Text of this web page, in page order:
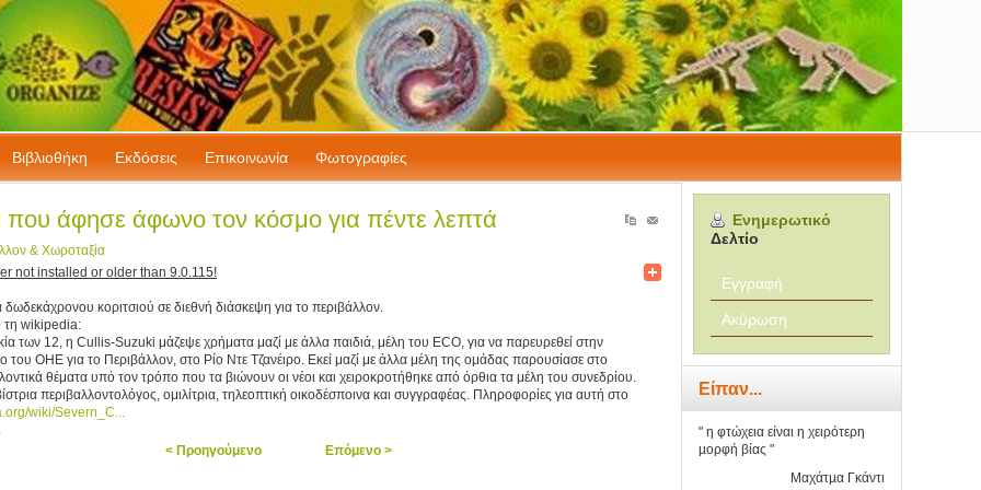
Bιβλιοθήκη Εκδόσεις Επικοινωνία Φωτογραφίες
Ενημερωτικό
Δελτίο
Εγγραφή
Ακύρωση
Είπαν...
" η φτώχεια είναι η χειρότερη
µορφή βίας "
Μαχάτµα Γκάντι
spy
2011
Architect
art
outline
press
art
που άφησε άφωνο τον κόσμο για πέντε λεπτά
& Χωροταξία
not installed or older than 9.0.115!
δωδεκάχρονου κοριτσιού σε διεθνή διάσκεψη για το περιβάλλον.
τη wikipedia:
των 12, η Cullis-Suzuki μάζεψε χρήματα μαζί με άλλα παιδιά, μέλη του ECO, για να παρευρεθεί στην
του ΟΗΕ για το Περιβάλλον, στο Ρίο Ντε Τζανέιρο. Εκεί μαζί με άλλα μέλη της ομάδας παρουσίασε στο
θέματα υπό τον τρόπο που τα βιώνουν οι νέοι και χειροκροτήθηκε από όρθια τα μέλη του συνεδρίου.
περιβαλλοντολόγος, ομιλίτρια, τηλεοπτική οικοδέσποινα και συγγραφέας. Πληροφορίες για αυτή στο
wiki/Severn_C...
< Προηγούμενο
Επόμενο >